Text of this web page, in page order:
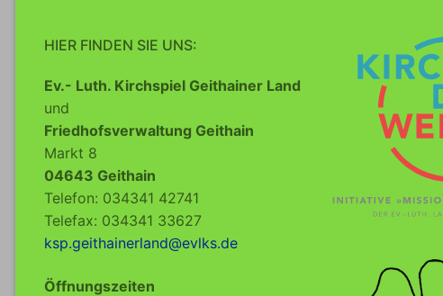
HIER FINDEN SIE UNS:
Ev.- Luth. Kirchspiel Geithainer Land
und
Friedhofsverwaltung Geithain
Markt 8
04643 Geithain
Telefon: 034341 42741
Telefax: 034341 33627
ksp.geithainerland@evlks.de
Öffnungszeiten